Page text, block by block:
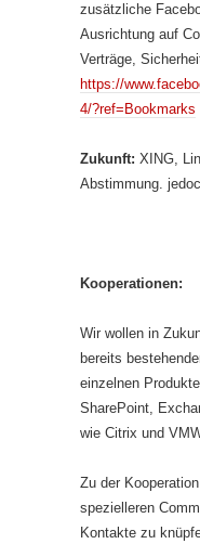
zusätzliche
Ausrichtung auf
Verträge,
https://
4/?ref=Bookmarks
Zukunft: XING,
Abstimmung.
Kooperationen:
Wir wollen in
bereits
einzelnen
SharePoint,
wie Citrix und
Zu der
spezielleren
Kontakte zu